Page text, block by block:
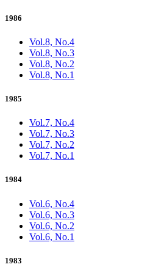
1986
Vol.8, No.4
Vol.8, No.3
Vol.8, No.2
Vol.8, No.1
1985
Vol.7, No.4
Vol.7, No.3
Vol.7, No.2
Vol.7, No.1
1984
Vol.6, No.4
Vol.6, No.3
Vol.6, No.2
Vol.6, No.1
1983